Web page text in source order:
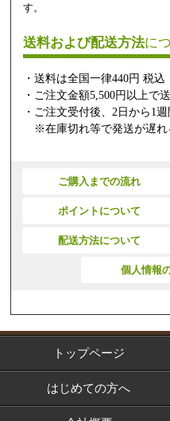
す。
送料および配送方法に
・送料は全国一律440円 税
・ご注文金額5,500円以上で
・ご注文受付後、2日から1
※在庫切れ等で発送が遅れ
ご購入までの流れ
ポイントについて
配送方法について
個人情報
トップページ
はじめての方へ